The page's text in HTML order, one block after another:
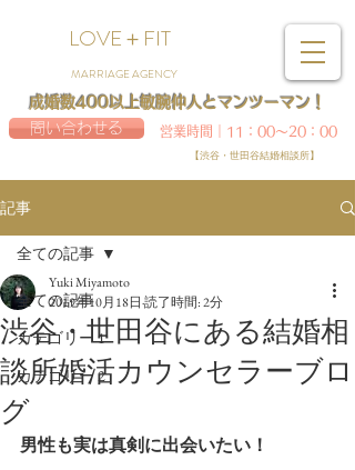
LOVE＋FIT
MARRIAGE AGENCY
問い合わせる
【渋谷・世田谷結婚相談所】
成婚数400以上敏腕仲人とマンツーマン！
営業時間｜11：00～20：00
記事
全ての記事
カテゴリー 1
カテゴリー 2
全ての記事
渋谷・世田谷にある結婚相
談所婚活カウンセラーブロ
グ
Yuki Miyamoto
2019年10月18日 読了時間: 2分
男性も実は真剣に出会いたい！